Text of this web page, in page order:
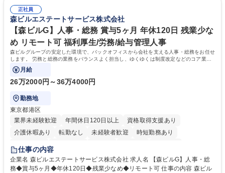
正社員
森ビルエステートサービス株式会社
【森ビルG】人事・総務 賞与5ヶ月 年休120日 残業少な
め リモート可 福利厚生/労務/給与管理人事
森ビルグループの安定した環境で、バックオフィスから会社を支える人事・総務をお任せ
します。 労務と総務の業務をバランスよく担当し、ゆくゆくは制度改定などのコア業務
にも挑戦できる、やりがいある環境です。
月給
26万2000円～36万4000円
勤務地
東京都港区
業界未経験歓迎
年間休日120日以上
資格取得支援あり
介護休暇あり
転勤なし 未経験者歓迎
時短勤務あり
経験者歓迎
完全週休2日制
交通費支給 長期歓迎 駅近5分以内 土日祝休み
仕事の内容
企業名 森ビルエステートサービス株式会社 求人名 【森ビルG】人事・総
務◆賞与5ヶ月◆年休120日◆残業少なめ◆リモート可 仕事の内容 森ビル